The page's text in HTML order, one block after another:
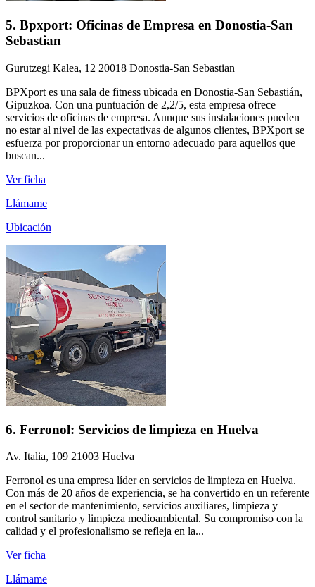
5. Bpxport: Oficinas de Empresa en Donostia-San
Sebastian
Gurutzegi Kalea, 12 20018 Donostia-San Sebastian
BPXport es una sala de fitness ubicada en Donostia-San Sebastián,
Gipuzkoa. Con una puntuación de 2,2/5, esta empresa ofrece
servicios de oficinas de empresa. Aunque sus instalaciones pueden
no estar al nivel de las expectativas de algunos clientes, BPXport se
esfuerza por proporcionar un entorno adecuado para aquellos que
buscan...
Ver ficha
Llámame
Ubicación
6. Ferronol: Servicios de limpieza en Huelva
Av. Italia, 109 21003 Huelva
Ferronol es una empresa líder en servicios de limpieza en Huelva.
Con más de 20 años de experiencia, se ha convertido en un referente
en el sector de mantenimiento, servicios auxiliares, limpieza y
control sanitario y limpieza medioambiental. Su compromiso con la
calidad y el profesionalismo se refleja en la...
Ver ficha
Llámame